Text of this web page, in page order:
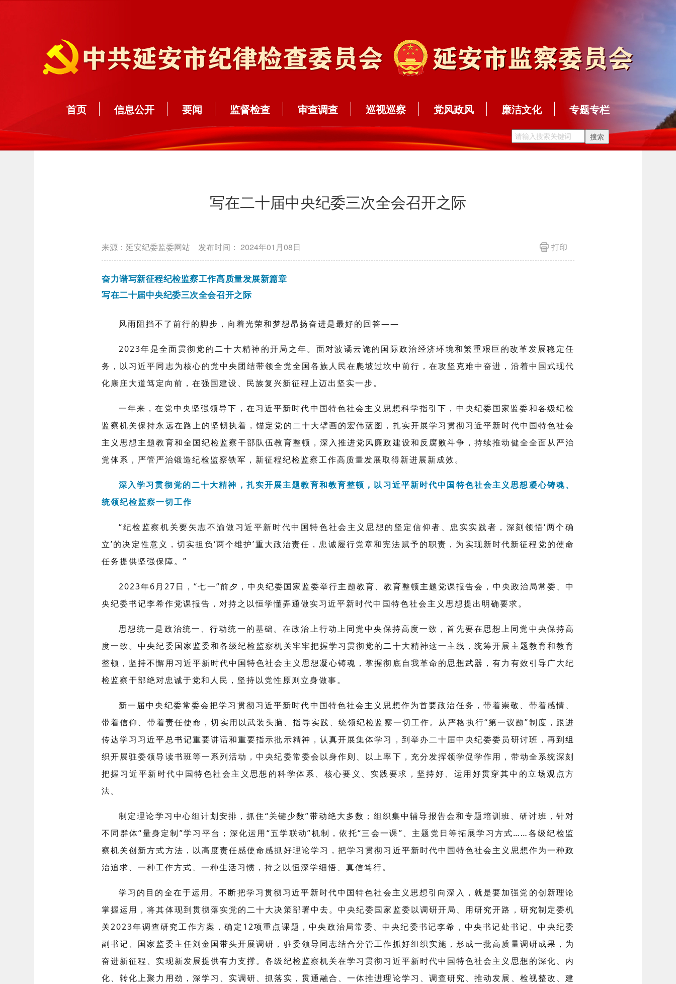
首页 信息公开 要闻 监督检查 审查调查 巡视巡察 党风政风 廉洁文化 专题专栏
写在二十届中央纪委三次全会召开之际
来源：延安纪委监委网站 发布时间： 2024年01月08日 打印
奋力谱写新征程纪检监察工作高质量发展新篇章
写在二十届中央纪委三次全会召开之际
风雨阻挡不了前行的脚步，向着光荣和梦想昂扬奋进是最好的回答——
2023年是全面贯彻党的二十大精神的开局之年。面对波谲云诡的国际政治经济环境和繁重艰巨的改革发展稳定任
务，以习近平同志为核心的党中央团结带领全党全国各族人民在爬坡过坎中前行，在攻坚克难中奋进，沿着中国式现代
化康庄大道笃定向前，在强国建设、民族复兴新征程上迈出坚实一步。
一年来，在党中央坚强领导下，在习近平新时代中国特色社会主义思想科学指引下，中央纪委国家监委和各级纪检
监察机关保持永远在路上的坚韧执着，锚定党的二十大擘画的宏伟蓝图，扎实开展学习贯彻习近平新时代中国特色社会
主义思想主题教育和全国纪检监察干部队伍教育整顿，深入推进党风廉政建设和反腐败斗争，持续推动健全全面从严治
党体系，严管严治锻造纪检监察铁军，新征程纪检监察工作高质量发展取得新进展新成效。
深入学习贯彻党的二十大精神，扎实开展主题教育和教育整顿，以习近平新时代中国特色社会主义思想凝心铸魂、
统领纪检监察一切工作
“纪检监察机关要矢志不渝做习近平新时代中国特色社会主义思想的坚定信仰者、忠实实践者，深刻领悟‘两个确
立’的决定性意义，切实担负‘两个维护’重大政治责任，忠诚履行党章和宪法赋予的职责，为实现新时代新征程党的使命
任务提供坚强保障。”
2023年6月27日，“七一”前夕，中央纪委国家监委举行主题教育、教育整顿主题党课报告会，中央政治局常委、中
央纪委书记李希作党课报告，对持之以恒学懂弄通做实习近平新时代中国特色社会主义思想提出明确要求。
思想统一是政治统一、行动统一的基础。在政治上行动上同党中央保持高度一致，首先要在思想上同党中央保持高
度一致。中央纪委国家监委和各级纪检监察机关牢牢把握学习贯彻党的二十大精神这一主线，统筹开展主题教育和教育
整顿，坚持不懈用习近平新时代中国特色社会主义思想凝心铸魂，掌握彻底自我革命的思想武器，有力有效引导广大纪
检监察干部绝对忠诚于党和人民，坚持以党性原则立身做事。
新一届中央纪委常委会把学习贯彻习近平新时代中国特色社会主义思想作为首要政治任务，带着崇敬、带着感情、
带着信仰、带着责任使命，切实用以武装头脑、指导实践、统领纪检监察一切工作。从严格执行“第一议题”制度，跟进
传达学习习近平总书记重要讲话和重要指示批示精神，认真开展集体学习，到举办二十届中央纪委委员研讨班，再到组
织开展驻委领导读书班等一系列活动，中央纪委常委会以身作则、以上率下，充分发挥领学促学作用，带动全系统深刻
把握习近平新时代中国特色社会主义思想的科学体系、核心要义、实践要求，坚持好、运用好贯穿其中的立场观点方
法。
制定理论学习中心组计划安排，抓住“关键少数”带动绝大多数；组织集中辅导报告会和专题培训班、研讨班，针对
不同群体“量身定制”学习平台；深化运用“五学联动”机制，依托“三会一课”、主题党日等拓展学习方式……各级纪检监
察机关创新方式方法，以高度责任感使命感抓好理论学习，把学习贯彻习近平新时代中国特色社会主义思想作为一种政
治追求、一种工作方式、一种生活习惯，持之以恒深学细悟、真信笃行。
学习的目的全在于运用。不断把学习贯彻习近平新时代中国特色社会主义思想引向深入，就是要加强党的创新理论
掌握运用，将其体现到贯彻落实党的二十大决策部署中去。中央纪委国家监委以调研开局、用研究开路，研究制定委机
关2023年调查研究工作方案，确定12项重点课题，中央政治局常委、中央纪委书记李希，中央书记处书记、中央纪委
副书记、国家监委主任刘金国带头开展调研，驻委领导同志结合分管工作抓好组织实施，形成一批高质量调研成果，为
奋进新征程、实现新发展提供有力支撑。各级纪检监察机关在学习贯彻习近平新时代中国特色社会主义思想的深化、内
化、转化上聚力用劲，深学习、实调研、抓落实，贯通融合、一体推进理论学习、调查研究、推动发展、检视整改、建